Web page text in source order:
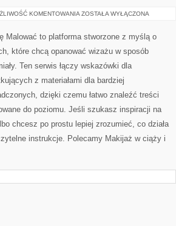
KOMENTOWANIA MAKIJAŻ
ZOSTAŁA WYŁĄCZONA
Malować to platforma stworzone z myślą o
które chcą opanować wizażu w sposób
Ten serwis łączy wskazówki dla
z materiałami dla bardziej
dzięki czemu łatwo znaleźć treści
do poziomu. Jeśli szukasz inspiracji na
chcesz po prostu lepiej zrozumieć, co działa
instrukcje. Polecamy Makijaż w ciąży i